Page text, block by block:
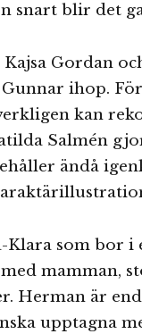
snart blir det
Gordan
ihop.
kan
Salmén
ändå
Klara som bor
mamman,
Herman är
upptagna